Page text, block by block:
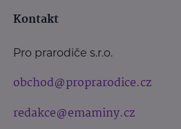
Kontakt
Pro prarodiče s.r.o.
obchod@proprarodice.cz
redakce@emaminy.cz